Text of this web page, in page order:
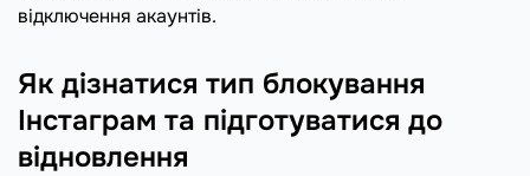
відключення акаунтів.
Як дізнатися тип блокування
Інстаграм та підготуватися до
відновлення